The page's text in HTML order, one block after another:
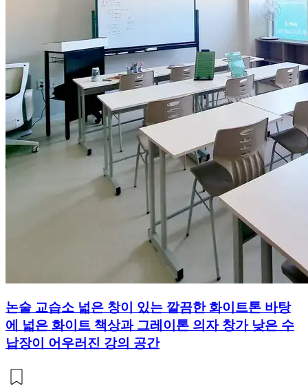
논술 교습소 넓은 창이 있는 깔끔한 화이트톤 바탕
에 넓은 화이트 책상과 그레이톤 의자 창가 낮은 수
납장이 어우러진 강의 공간